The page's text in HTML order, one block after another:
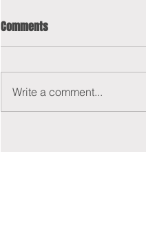
Comments
Write a comment...